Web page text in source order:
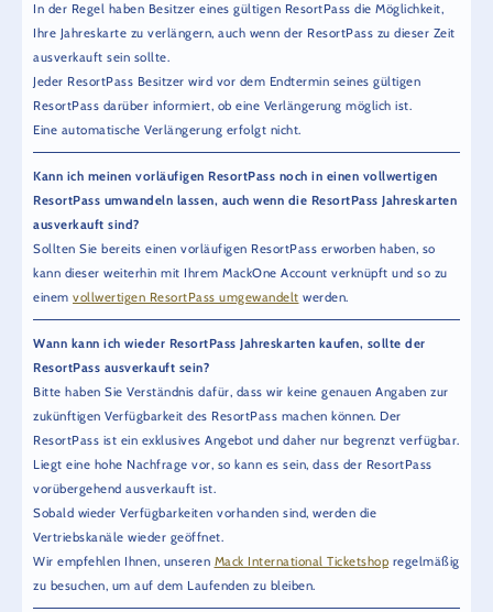
In der Regel haben Besitzer eines gültigen ResortPass die Möglichkeit,
Ihre Jahreskarte zu verlängern, auch wenn der ResortPass zu dieser Zeit
ausverkauft sein sollte.
Jeder ResortPass Besitzer wird vor dem Endtermin seines gültigen
ResortPass darüber informiert, ob eine Verlängerung möglich ist.
Eine automatische Verlängerung erfolgt nicht.
Kann ich meinen vorläufigen ResortPass noch in einen vollwertigen
ResortPass umwandeln lassen, auch wenn die ResortPass Jahreskarten
ausverkauft sind?
Sollten Sie bereits einen vorläufigen ResortPass erworben haben, so
kann dieser weiterhin mit Ihrem MackOne Account verknüpft und so zu
einem vollwertigen ResortPass umgewandelt werden.
Wann kann ich wieder ResortPass Jahreskarten kaufen, sollte der
ResortPass ausverkauft sein?
Bitte haben Sie Verständnis dafür, dass wir keine genauen Angaben zur
zukünftigen Verfügbarkeit des ResortPass machen können. Der
ResortPass ist ein exklusives Angebot und daher nur begrenzt verfügbar.
Liegt eine hohe Nachfrage vor, so kann es sein, dass der ResortPass
vorübergehend ausverkauft ist.
Sobald wieder Verfügbarkeiten vorhanden sind, werden die
Vertriebskanäle wieder geöffnet.
Wir empfehlen Ihnen, unseren Mack International Ticketshop regelmäßig
zu besuchen, um auf dem Laufenden zu bleiben.